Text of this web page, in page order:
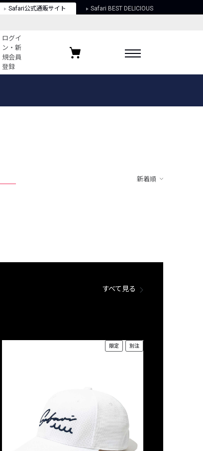
Safari公式通販サイト Safari BEST DELICIOUS
ログイ
ン・新
規会員
登録
お気に入りブランド
新着順
すべて見る
限定 別注